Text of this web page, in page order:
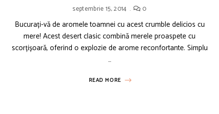
septembrie 15, 2014 0
Bucurați-vă de aromele toamnei cu acest crumble delicios cu
mere! Acest desert clasic combină merele proaspete cu
scorțișoară, oferind o explozie de arome reconfortante. Simplu
…
READ MORE